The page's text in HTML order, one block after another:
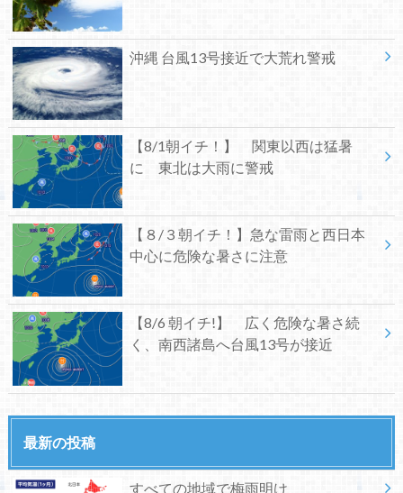
沖縄 台風13号接近で大荒れ警戒
【8/1朝イチ！】 関東以西は猛暑
に 東北は大雨に警戒
【８/３朝イチ！】急な雷雨と西日本
中心に危険な暑さに注意
【8/6 朝イチ!】 広く危険な暑さ続
く、南西諸島へ台風13号が接近
最新の投稿
すべての地域で梅雨明け